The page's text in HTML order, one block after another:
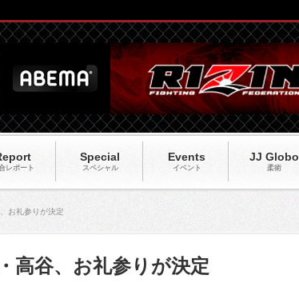
レポート
Special
スペシャル
Events
イベント
JJ Globo
柔術
お礼参りが決定
高谷、お礼参りが決定